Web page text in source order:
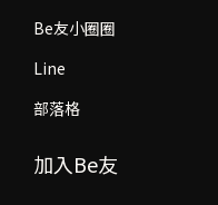
Be友小圈圈
Line
部落格
加入Be友